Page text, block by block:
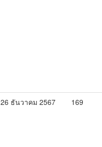
26 ธันวาคม 2567 169